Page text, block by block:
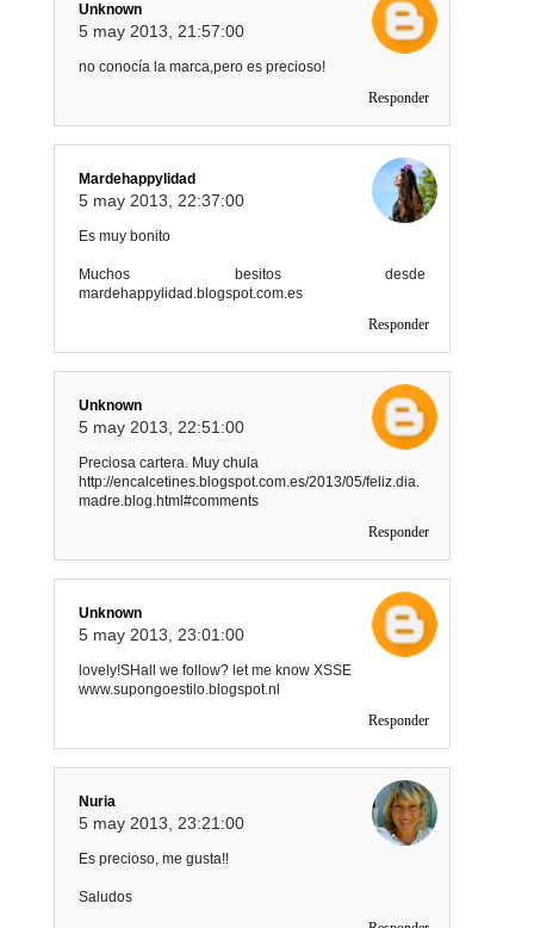
Unknown
5 may 2013, 21:57:00
no conocía la marca,pero es precioso!
Responder
Mardehappylidad
5 may 2013, 22:37:00
Es muy bonito
Muchos besitos desde
mardehappylidad.blogspot.com.es
Responder
Unknown
5 may 2013, 22:51:00
Preciosa cartera. Muy chula
http://encalcetines.blogspot.com.es/2013/05/feliz.dia.
madre.blog.html#comments
Responder
Unknown
5 may 2013, 23:01:00
lovely!SHall we follow? let me know XSSE
www.supongoestilo.blogspot.nl
Responder
Nuria
5 may 2013, 23:21:00
Es precioso, me gusta!!
Saludos